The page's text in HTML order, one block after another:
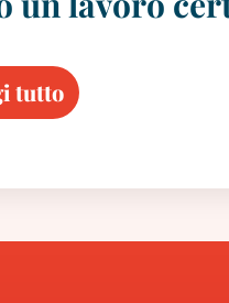
tutto